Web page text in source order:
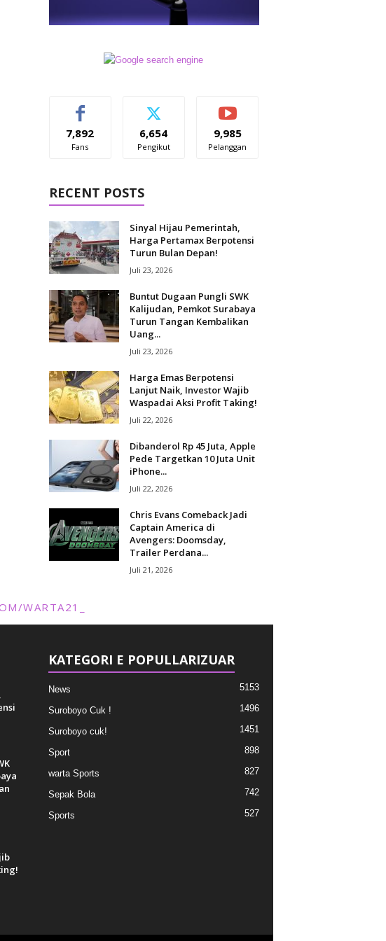
7,892
Fans
6,654
Pengikut
9,985
Pelanggan
RECENT POSTS
Sinyal Hijau Pemerintah,
Harga Pertamax Berpotensi
Turun Bulan Depan!
Juli 23, 2026
Buntut Dugaan Pungli SWK
Kalijudan, Pemkot Surabaya
Turun Tangan Kembalikan
Uang...
Juli 23, 2026
Harga Emas Berpotensi
Lanjut Naik, Investor Wajib
Waspadai Aksi Profit Taking!
Juli 22, 2026
Dibanderol Rp 45 Juta, Apple
Pede Targetkan 10 Juta Unit
iPhone...
Juli 22, 2026
Chris Evans Comeback Jadi
Captain America di
Avengers: Doomsday,
Trailer Perdana...
Juli 21, 2026
WARTA21_
KATEGORI E POPULLARIZUAR
News 5153
Suroboyo Cuk ! 1496
Suroboyo cuk! 1451
Sport 898
warta Sports 827
Sepak Bola 742
Sports 527